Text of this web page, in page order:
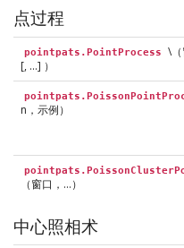
点过程
pointpats.PointProcess
\
[, ...] ）
n，示例）
（窗口，…）
中心照相术